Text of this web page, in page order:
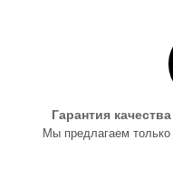
Гарантия
Мы предлагаем